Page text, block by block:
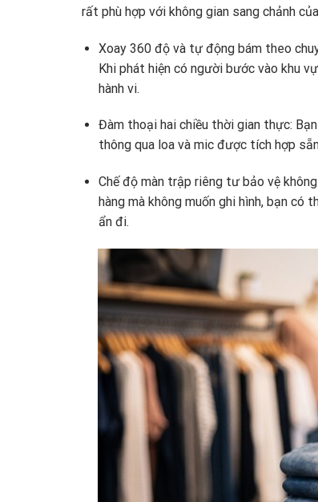
rất phù hợp với không gian sang chảnh
Xoay 360 độ và tự động bám theo
Khi phát hiện có người bước vào khu
hành vi.
Đàm thoại hai chiều thời gian thực:
thông qua loa và mic được tích hợp
Chế độ màn trập riêng tư bảo vệ không
hàng mà không muốn ghi hình,bạn có
ẩn đi.